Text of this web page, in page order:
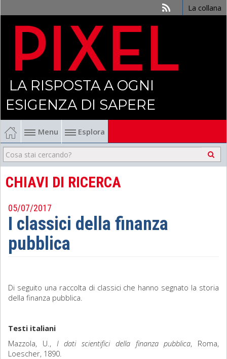
La collana
LA RISPOSTA A OGNI
ESIGENZA DI SAPERE
Menu Esplora
Economia
Management
Politica
Sociologia
Storia
CHIAVI DI RICERCA
05/07/2017
I classici della finanza
pubblica
Di seguito una raccolta di classici che hanno segnato la storia
della finanza pubblica.
Testi italiani
Mazzola, U., I dati scientifici della finanza pubblica, Roma,
Loescher, 1890.